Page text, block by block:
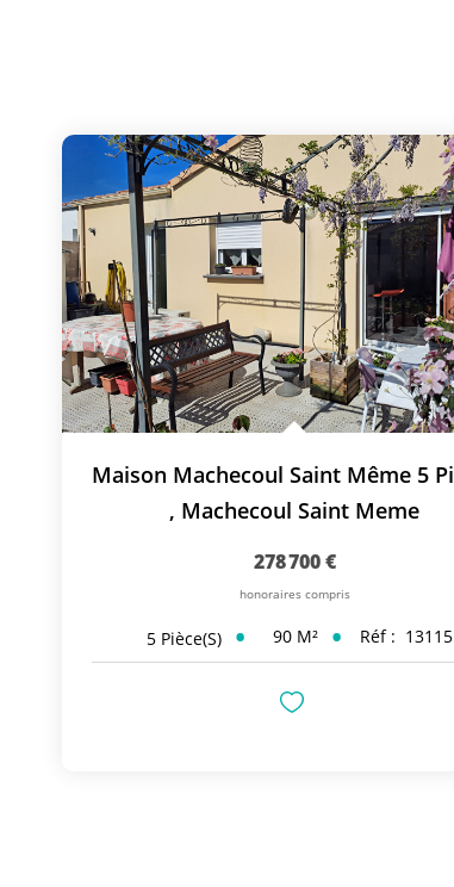
, Machecoul Saint Meme
278 700 €
honoraires compris
5 Pièce(s) 90 M² Réf : 13115